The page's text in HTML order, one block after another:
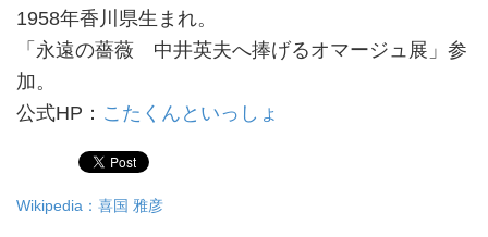
1958年香川県生まれ。
「永遠の薔薇 中井英夫へ捧げるオマージュ展」参
加。
公式HP： こたくんといっしょ
Wikipedia：喜国 雅彦